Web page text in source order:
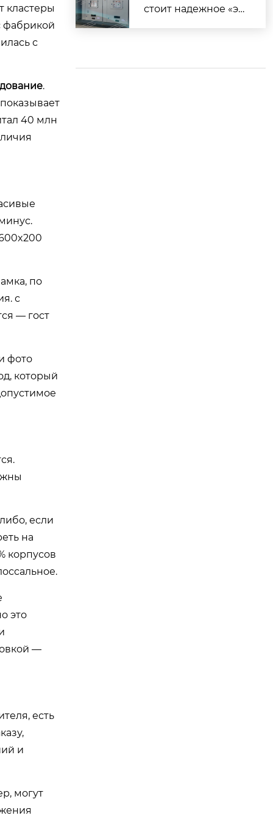
кластеры
фабрикой
с
.
40 млн
по
с
— гост
фото
который
если
на
корпусов
это
—
есть
и
могут
екта по установке з
стоит надежное «эн